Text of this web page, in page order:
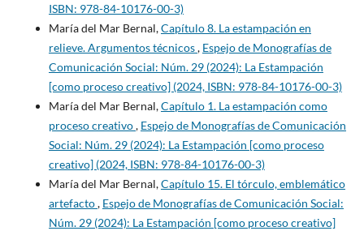
ISBN: 978-84-10176-00-3)
María del Mar Bernal,Capítulo 8. La estampación en
relieve. Argumentos técnicos, Espejo de Monografías de
Comunicación Social: Núm. 29 (2024): La Estampación
[como proceso creativo] (2024, ISBN: 978-84-10176-00-3)
María del Mar Bernal,Capítulo 1. La estampación como
proceso creativo, Espejo de Monografías de Comunicación
Social: Núm. 29 (2024): La Estampación [como proceso
creativo] (2024, ISBN: 978-84-10176-00-3)
María del Mar Bernal,Capítulo 15. El tórculo, emblemático
artefacto, Espejo de Monografías de Comunicación Social:
Núm. 29 (2024): La Estampación [como proceso creativo]